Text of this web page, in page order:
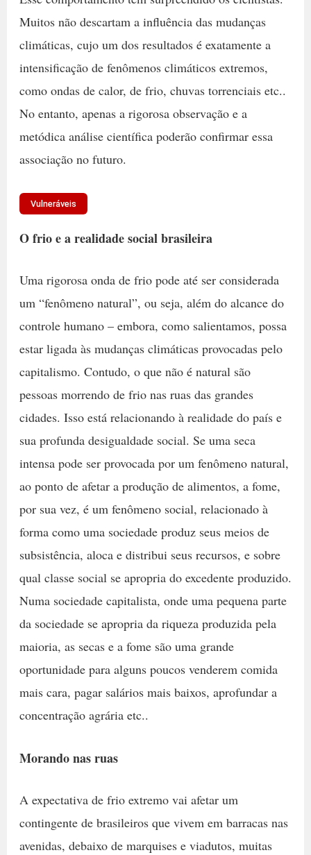
Muitos não descartam a influência das mudanças
climáticas, cujo um dos resultados é exatamente a
intensificação de fenômenos climáticos extremos,
como ondas de calor, de frio, chuvas torrenciais etc..
No entanto, apenas a rigorosa observação e a
metódica análise científica poderão confirmar essa
associação no futuro.
Vulneráveis
O frio e a realidade social brasileira
Uma rigorosa onda de frio pode até ser considerada
um “fenômeno natural”, ou seja, além do alcance do
controle humano – embora, como salientamos, possa
estar ligada às mudanças climáticas provocadas pelo
capitalismo. Contudo, o que não é natural são
pessoas morrendo de frio nas ruas das grandes
cidades. Isso está relacionando à realidade do país e
sua profunda desigualdade social. Se uma seca
intensa pode ser provocada por um fenômeno natural,
ao ponto de afetar a produção de alimentos, a fome,
por sua vez, é um fenômeno social, relacionado à
forma como uma sociedade produz seus meios de
subsistência, aloca e distribui seus recursos, e sobre
qual classe social se apropria do excedente produzido.
Numa sociedade capitalista, onde uma pequena parte
da sociedade se apropria da riqueza produzida pela
maioria, as secas e a fome são uma grande
oportunidade para alguns poucos venderem comida
mais cara, pagar salários mais baixos, aprofundar a
concentração agrária etc..
Morando nas ruas
A expectativa de frio extremo vai afetar um
contingente de brasileiros que vivem em barracas nas
avenidas, debaixo de marquises e viadutos, muitas